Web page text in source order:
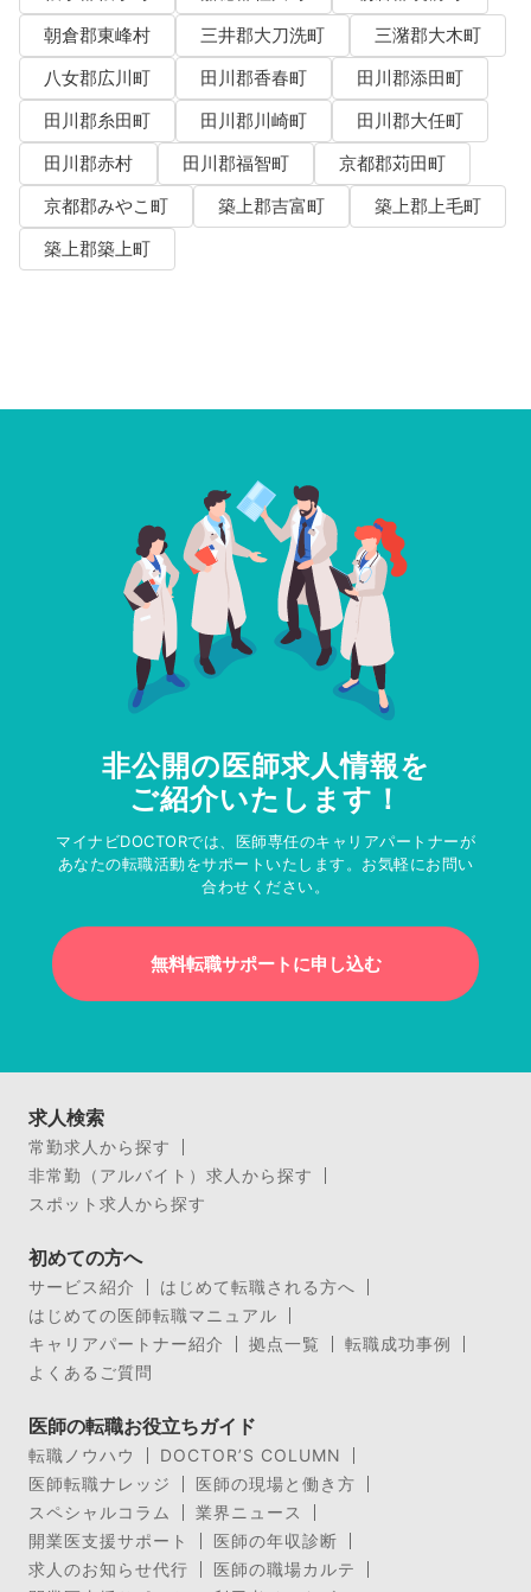
朝倉郡東峰村
三井郡大刀洗町
三潴郡大木町
八女郡広川町
田川郡香春町
田川郡添田町
田川郡糸田町
田川郡川崎町
田川郡大任町
田川郡赤村
田川郡福智町
京都郡苅田町
京都郡みやこ町
築上郡吉富町
築上郡上毛町
築上郡築上町
非公開の医師求人情報を
ご紹介いたします！
マイナビDOCTORでは、医師専任のキャリアパートナーが
あなたの転職活動をサポートいたします。お気軽にお問い
合わせください。
無料転職サポートに申し込む
求人検索
常勤求人から探す
非常勤（アルバイト）求人から探す
スポット求人から探す
初めての方へ
サービス紹介
はじめて転職される方へ
はじめての医師転職マニュアル
キャリアパートナー紹介
拠点一覧
転職成功事例
よくあるご質問
医師の転職お役立ちガイド
転職ノウハウ
DOCTOR’S COLUMN
医師転職ナレッジ
医師の現場と働き方
スペシャルコラム
業界ニュース
開業医支援サポート
医師の年収診断
求人のお知らせ代行
医師の職場カルテ